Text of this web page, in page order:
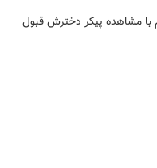
با مشاهده پیکر دخترش قبول